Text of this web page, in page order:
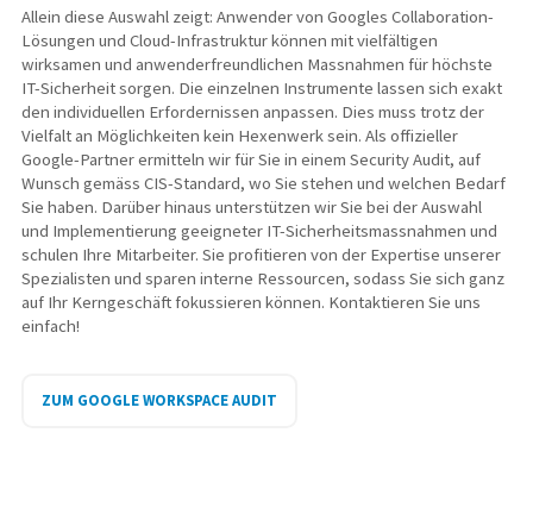
Allein diese Auswahl zeigt: Anwender von Googles Collaboration-
Lösungen und Cloud-Infrastruktur können mit vielfältigen
wirksamen und anwenderfreundlichen Massnahmen für höchste
IT-Sicherheit sorgen. Die einzelnen Instrumente lassen sich exakt
den individuellen Erfordernissen anpassen. Dies muss trotz der
Vielfalt an Möglichkeiten kein Hexenwerk sein. Als offizieller
Google-Partner ermitteln wir für Sie in einem Security Audit, auf
Wunsch gemäss CIS-Standard, wo Sie stehen und welchen Bedarf
Sie haben. Darüber hinaus unterstützen wir Sie bei der Auswahl
und Implementierung geeigneter IT-Sicherheitsmassnahmen und
schulen Ihre Mitarbeiter. Sie profitieren von der Expertise unserer
Spezialisten und sparen interne Ressourcen, sodass Sie sich ganz
auf Ihr Kerngeschäft fokussieren können. Kontaktieren Sie uns
einfach!
ZUM GOOGLE WORKSPACE AUDIT